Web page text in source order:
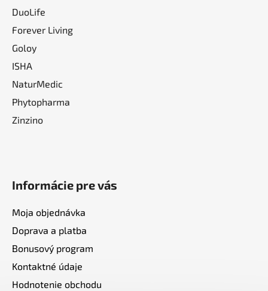
DuoLife
Forever Living
Goloy
ISHA
NaturMedic
Phytopharma
Zinzino
Informácie pre vás
Moja objednávka
Doprava a platba
Bonusový program
Kontaktné údaje
Hodnotenie obchodu